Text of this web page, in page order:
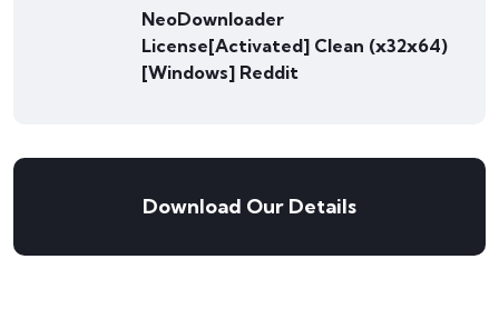
NeoDownloader
License[Activated] Clean (x32x64)
[Windows] Reddit
Download Our Details